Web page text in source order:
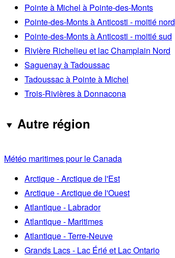
Pointe à Michel à Pointe-des-Monts
Pointe-des-Monts à Anticosti - moitié nord
Pointe-des-Monts à Anticosti - moitié sud
Rivière Richelieu et lac Champlain Nord
Saguenay à Tadoussac
Tadoussac à Pointe à Michel
Trois-Rivières à Donnacona
Autre région
Météo maritimes pour le Canada
Arctique - Arctique de l'Est
Arctique - Arctique de l'Ouest
Atlantique - Labrador
Atlantique - Maritimes
Atlantique - Terre-Neuve
Grands Lacs - Lac Érié et Lac Ontario